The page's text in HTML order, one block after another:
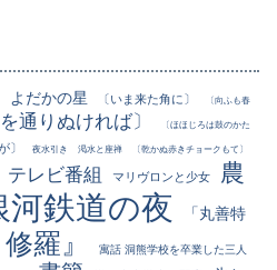
よだかの星 〔いま来た角に〕 〔向ふも春
通りぬければ〕 〔ほほじろは鼓のかた
〕 夜水引き 渇水と座禅 〔乾かぬ赤きチョークもて〕
テレビ番組 マリヴロンと少女
農
河鉄道の夜
「丸善特
羅』 寓話 洞熊学校を卒業した三人